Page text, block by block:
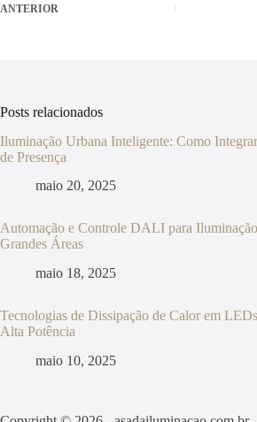
ANTERIOR
Posts relacionados
Iluminação Urbana Inteligente: Como
de Presença
maio 20, 2025
Automação e Controle DALI para
Grandes Áreas
maio 18, 2025
Tecnologias de Dissipação de Calor em
Alta Potência
maio 10, 2025